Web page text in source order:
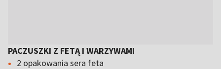
PACZUSZKI Z FETĄ I WARZYWAMI
2 opakowania sera feta